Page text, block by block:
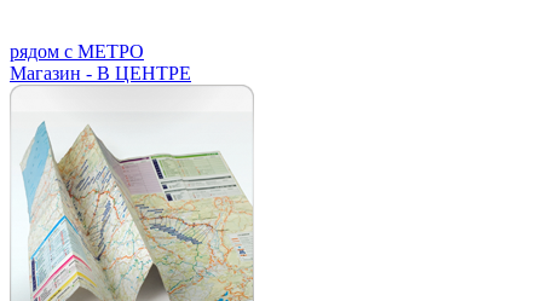
рядом с МЕТРО
Магазин - В ЦЕНТРЕ